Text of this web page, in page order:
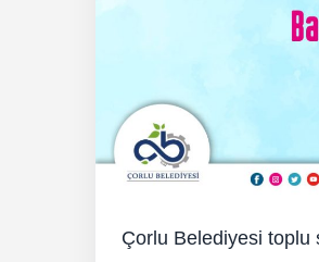
Çorlu Belediyesi toplu